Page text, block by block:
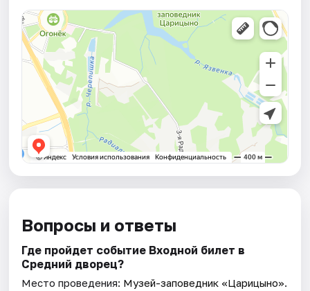
Вопросы и ответы
Где пройдет событие Входной билет в
Средний дворец?
Место проведения: Музей-заповедник «Царицыно».